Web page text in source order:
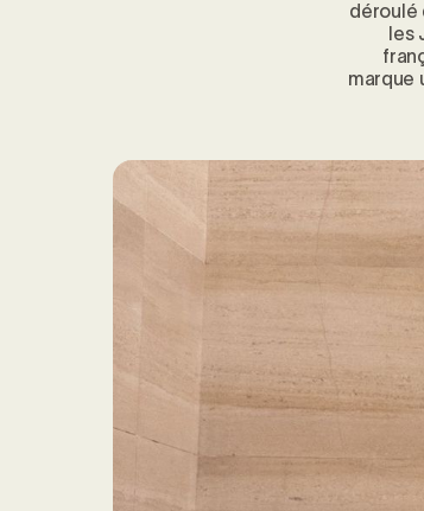
déroulé
les
marque